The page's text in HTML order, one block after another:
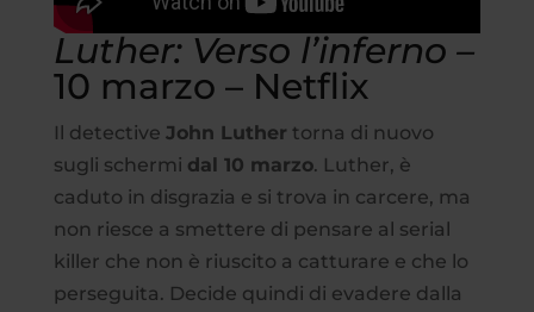
Luther: Verso l’inferno –
10 marzo – Netflix
Il detective John Luther torna di nuovo
sugli schermi dal 10 marzo. Luther, è
caduto in disgrazia e si trova in carcere, ma
non riesce a smettere di pensare al serial
killer che non è riuscito a catturare e che lo
perseguita. Decide quindi di evadere dalla